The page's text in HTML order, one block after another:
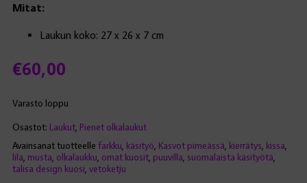
€60,00
Mitat:
Laukun koko: 27 x 26 x 7 cm
Varasto loppu
Osastot: Laukut, Pienet olkalaukut
Avainsanat tuotteelle farkku käsityö Kasvot pimeässä kierrätys kissa
lila musta olkalaukku omat kuosit, puuvilla suomalaista käsityötä
talisa design kuosi vetoketju